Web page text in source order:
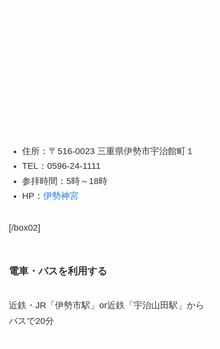
住所：〒516-0023 三重県伊勢市宇治館町１
TEL：0596-24-1111
参拝時間：5時～18時
HP： 伊勢神宮
[/box02]
電車・バスを利用する
近鉄・JR「伊勢市駅」or近鉄「宇治山田駅」から
バスで20分